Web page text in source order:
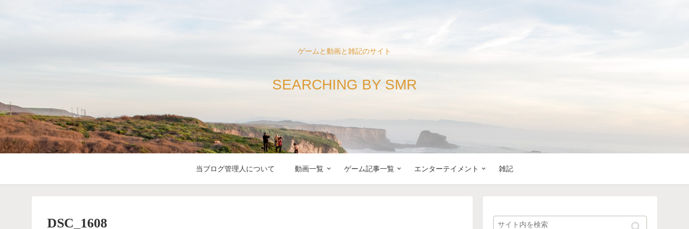
ゲームと動画と雑記のサイト
SEARCHING BY SMR
当ブログ管理人について 動画一覧 ゲーム記事一覧 エンターテイメント 雑記
DSC_1608